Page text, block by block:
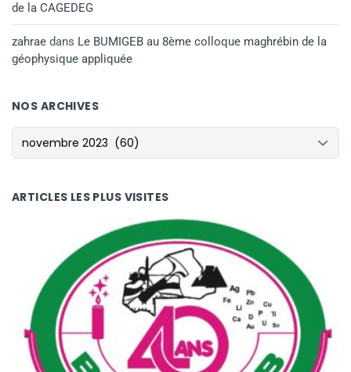
de la CAGEDEG
zahrae dans Le BUMIGEB au 8ème colloque maghrébin de la
géophysique appliquée
NOS ARCHIVES
NOS ARCHIVES
ARTICLES LES PLUS VISITES